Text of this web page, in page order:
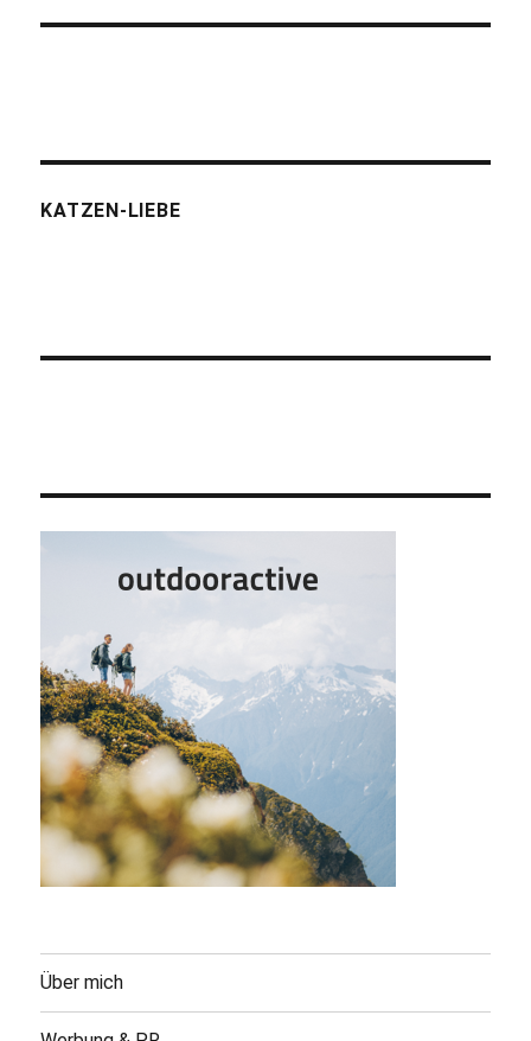
KATZEN-LIEBE
Über mich